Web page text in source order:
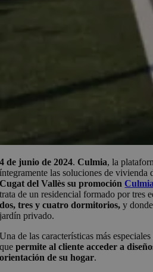
4 de junio de 2024.Culmia, la
íntegramente las soluciones de vivienda
Cugat del Vallès su promoción
trata de un residencial formado por tres
dos, tres y cuatro dormitorios, y
jardín privado.
Una de las características más
quepermite al cliente acceder a
orientación de su hogar.